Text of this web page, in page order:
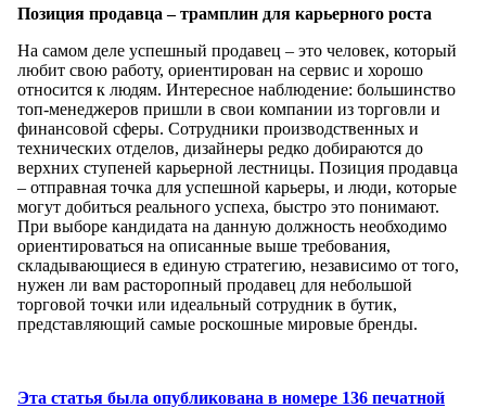
Позиция продавца – трамплин для карьерного роста
На самом деле успешный продавец – это человек, который
любит свою работу, ориентирован на сервис и хорошо
относится к людям. Интересное наблюдение: большинство
топ-менеджеров пришли в свои компании из торговли и
финансовой сферы. Сотрудники производственных и
технических отделов, дизайнеры редко добираются до
верхних ступеней карьерной лестницы. Позиция продавца
– отправная точка для успешной карьеры, и люди, которые
могут добиться реального успеха, быстро это понимают.
При выборе кандидата на данную должность необходимо
ориентироваться на описанные выше требования,
складывающиеся в единую стратегию, независимо от того,
нужен ли вам расторопный продавец для небольшой
торговой точки или идеальный сотрудник в бутик,
представляющий самые роскошные мировые бренды.
Эта статья была опубликована в номере 136 печатной